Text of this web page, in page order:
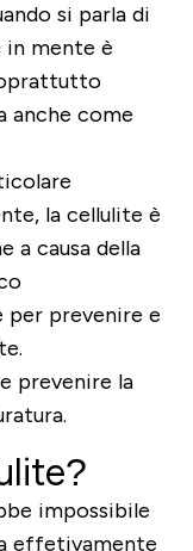
si parla di
in mente è
anche come
la cellulite è
a causa della
per prevenire e
prevenire la
impossibile
effetivamente